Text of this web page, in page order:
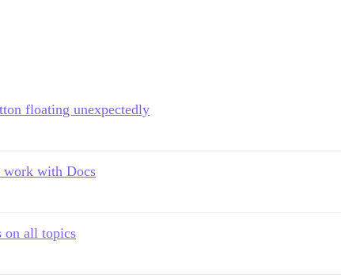
floating unexpectedly
work with Docs
on all topics